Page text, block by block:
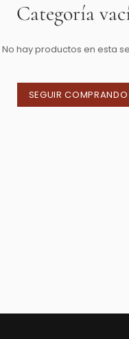
Categoría
No hay productos en esta
SEGUIR COMPRANDO